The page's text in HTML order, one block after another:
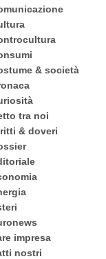
& società
tra noi
& doveri
impresa
nostri